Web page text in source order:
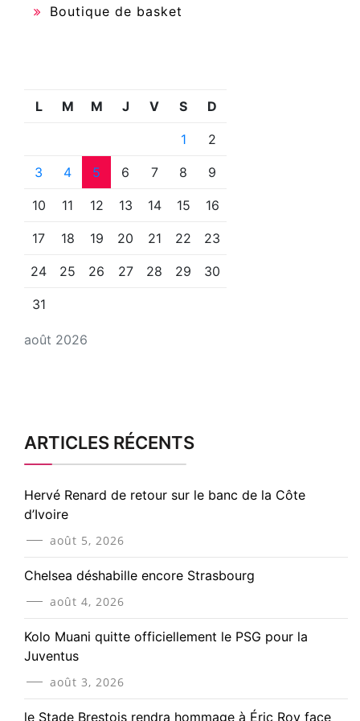
Boutique de basket
août 2026
L M M J V S D
1 2
3 4 5 6 7 8 9
10 11 12 13 14 15 16
17 18 19 20 21 22 23
24 25 26 27 28 29 30
31
ARTICLES RÉCENTS
Hervé Renard de retour sur le banc de la Côte
d’Ivoire
août 5, 2026
Chelsea déshabille encore Strasbourg
août 4, 2026
Kolo Muani quitte officiellement le PSG pour la
Juventus
août 3, 2026
le Stade Brestois rendra hommage à Éric Roy face